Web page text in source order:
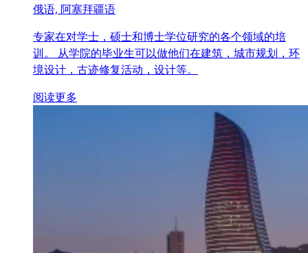
俄语, 阿塞拜疆语
专家在对学士，硕士和博士学位研究的各个领域的培
训。 从学院的毕业生可以做他们在建筑，城市规划，环
境设计，古迹修复活动，设计等。
阅读更多